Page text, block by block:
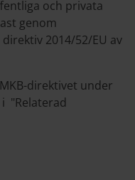
och privata
genom
2014/52/EU av
direktivet under
"Relaterad